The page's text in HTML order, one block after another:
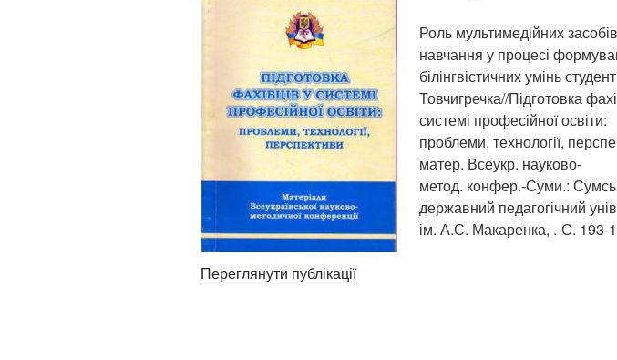
Роль мультимедійних засобів
навчання у процесі
білінгвістичних умінь
Товчигречка//Підготовка
системі професійної освіти:
проблеми, технології,
матер. Всеукр. науково-
метод. конфер.-Суми.:
державний педагогічний
ім. А.С. Макаренка, .-С. 193-
Переглянути публікації